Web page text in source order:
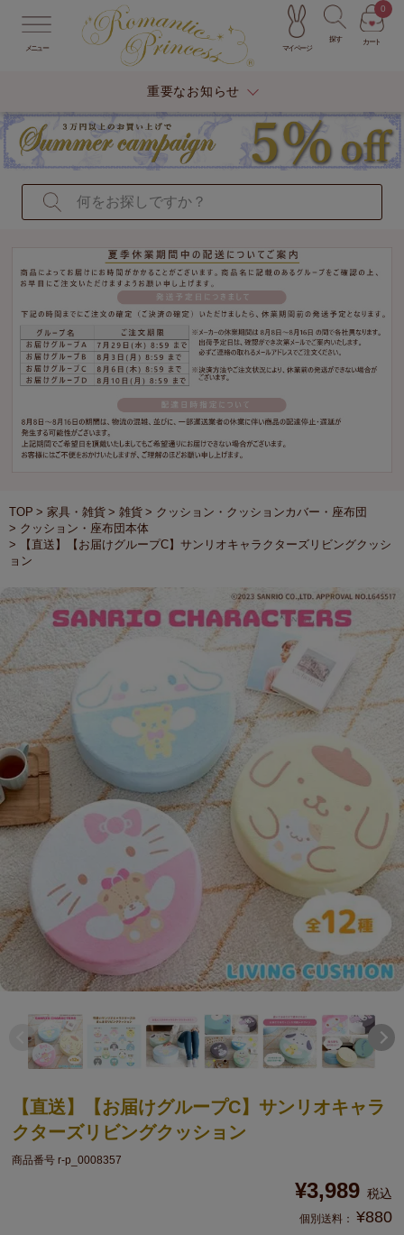
メニュー マイページ
探す カート
0
重要なお知らせ
TOP 家具・雑貨 雑貨
クッション・クッションカバー・座布団
クッション・座布団本体
【直送】【お届けグループC】サンリオキャラクターズリビングクッシ
ョン
【直送】【お届けグループC】サンリオキャラ
クターズリビングクッション
商品番号 r-p_0008357
¥3,989 税込
¥880